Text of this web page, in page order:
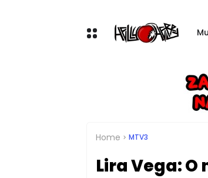
Home MTV3
Lira Vega: